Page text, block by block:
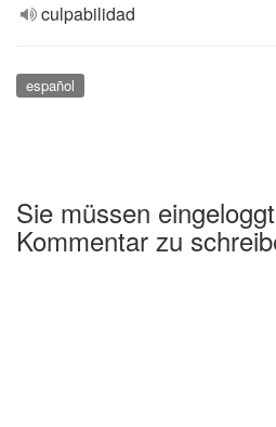
culpabilidad
español
Sie müssen
Kommentar zu